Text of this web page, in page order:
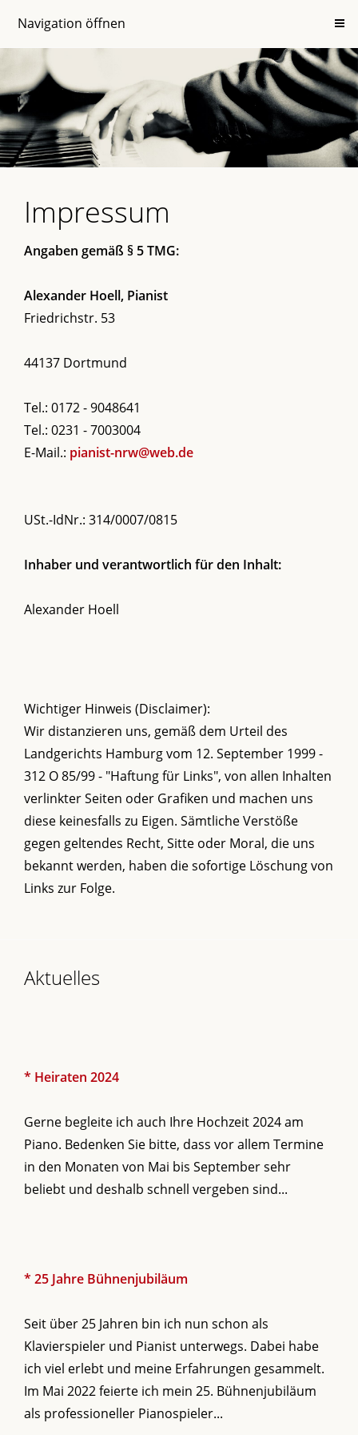
Navigation öffnen
Impressum
Angaben gemäß § 5 TMG:
Alexander Hoell, Pianist
Friedrichstr. 53
44137 Dortmund
Tel.: 0172 - 9048641
Tel.: 0231 - 7003004
E-Mail.: pianist-nrw@web.de
USt.-IdNr.: 314/0007/0815
Inhaber und verantwortlich für den Inhalt:
Alexander Hoell
Wichtiger Hinweis (Disclaimer):
Wir distanzieren uns, gemäß dem Urteil des
Landgerichts Hamburg vom 12. September 1999 -
312 O 85/99 - "Haftung für Links", von allen Inhalten
verlinkter Seiten oder Grafiken und machen uns
diese keinesfalls zu Eigen. Sämtliche Verstöße
gegen geltendes Recht, Sitte oder Moral, die uns
bekannt werden, haben die sofortige Löschung von
Links zur Folge.
Aktuelles
* Heiraten 2024
Gerne begleite ich auch Ihre Hochzeit 2024 am
Piano. Bedenken Sie bitte, dass vor allem Termine
in den Monaten von Mai bis September sehr
beliebt und deshalb schnell vergeben sind...
* 25 Jahre Bühnenjubiläum
Seit über 25 Jahren bin ich nun schon als
Klavierspieler und Pianist unterwegs. Dabei habe
ich viel erlebt und meine Erfahrungen gesammelt.
Im Mai 2022 feierte ich mein 25. Bühnenjubiläum
als professioneller Pianospieler...